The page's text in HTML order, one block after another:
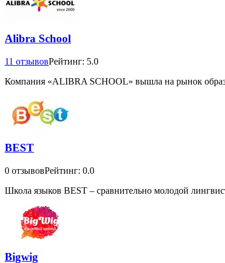
Alibra School
11 отзывовРейтинг: 5.0
Компания «ALIBRA SCHOOL» вышла на рынок
BEST
0 отзывовРейтинг: 0.0
Школа языков BEST – сравнительно молодой
Bigwig